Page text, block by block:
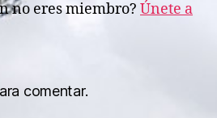
no eres miembro? Únete a
comentar.